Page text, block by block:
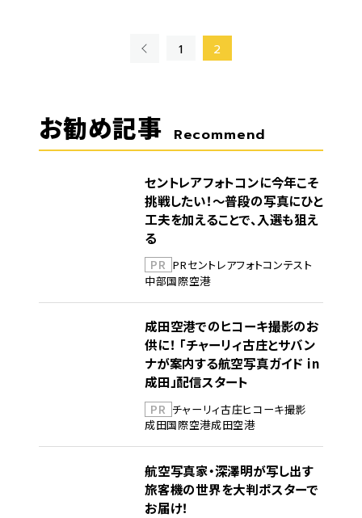
1 2
お勧め記事 Recommend
セントレアフォトコンに今年こそ
挑戦したい！～普段の写真にひと
工夫を加えることで、入選も狙え
る
PR PRセントレアフォトコンテスト
中部国際空港
成田空港でのヒコーキ撮影のお
供に！ 「チャーリィ古庄とサバン
ナが案内する航空写真ガイド in
成田」配信スタート
PR チャーリィ古庄ヒコーキ撮影
成田国際空港成田空港
航空写真家・深澤明が写し出す
旅客機の世界を大判ポスターで
お届け！